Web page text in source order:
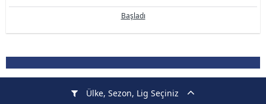
Ülke, Sezon, Lig Seçiniz
Başladı